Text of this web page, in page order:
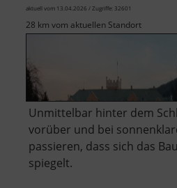
aktuell vom 13.04.2026 / Zugriffe: 32601
28 km vom aktuellen Standort
Unmittelbar hinter dem
vorüber und bei
passieren, dass sich das
spiegelt.